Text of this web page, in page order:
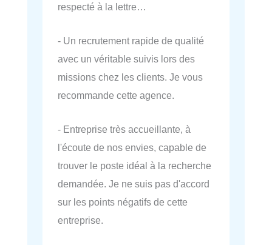
respecté à la lettre…
- Un recrutement rapide de qualité
avec un véritable suivis lors des
missions chez les clients. Je vous
recommande cette agence.
- Entreprise très accueillante, à
l'écoute de nos envies, capable de
trouver le poste idéal à la recherche
demandée. Je ne suis pas d'accord
sur les points négatifs de cette
entreprise.